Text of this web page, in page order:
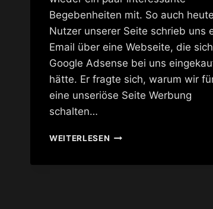
Begebenheiten mit. So auch
Nutzer unserer Seite schrieb uns
Email über eine Webseite, die
Google Adsense bei uns
hätte. Er fragte sich, warum wir
eine unseriöse Seite Werbung
schalten…
WEITERLESENSCHNELLE